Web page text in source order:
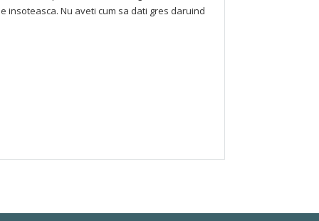
insoteasca. Nu aveti cum sa dati gres daruind